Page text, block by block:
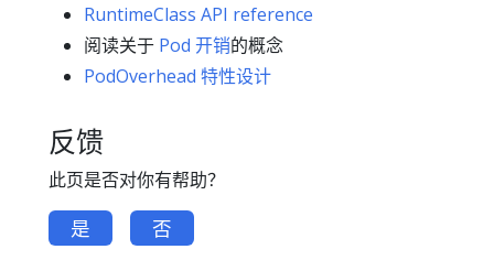
RuntimeClass API reference
阅读关于 Pod 开销的概念
PodOverhead 特性设计
反馈
此页是否对你有帮助？
是 否